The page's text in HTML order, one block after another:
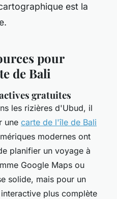
est la
pour
de Bali
gratuites
les rizières d'Ubud, il
une carte de l'île de Bali
modernes ont
planifier un voyage à
Google Maps ou
solide, mais pour un
plus complète